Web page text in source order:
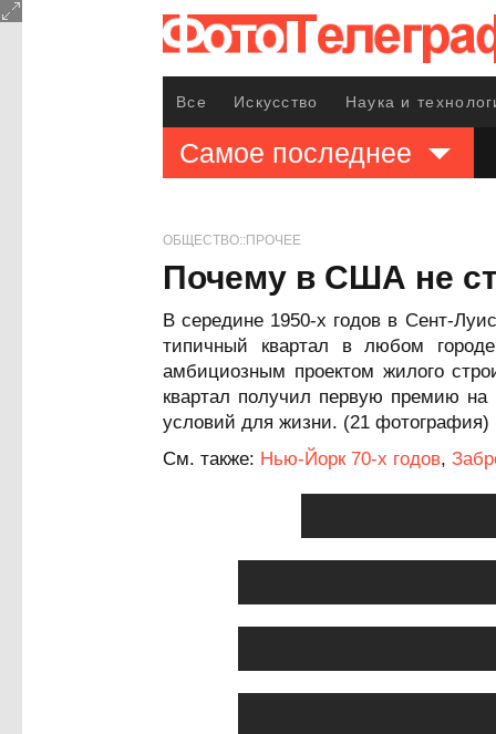
Все Искусство Наука и
Самое последнее
ОБЩЕСТВО::ПРОЧЕЕ
Почему в США не
В середине 1950-х годов в Сент-
типичный квартал в любом
амбициозным проектом жилого
квартал получил первую премию на
условий для жизни. (21 фотография)
См. также: Нью-Йорк 70-х годов,